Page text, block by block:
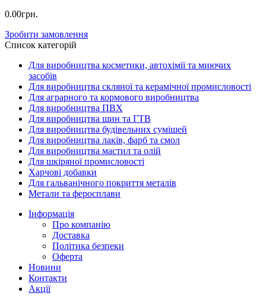
0.00грн.
Зробити замовлення
Список категорій
Для виробництва косметики, автохімії та миючих
засобів
Для виробництва скляної та керамічної промисловості
Для аграрного та кормового виробництва
Для виробництва ПВХ
Для виробництва шин та ГТВ
Для виробництва будівельних сумішей
Для виробництва лаків, фарб та смол
Для виробництва мастил та олій
Для шкіряної промисловості
Харчові добавки
Для гальванічного покриття металів
Метали та феросплави
Інформація
Про компанію
Доставка
Політика безпеки
Оферта
Новини
Контакти
Акції